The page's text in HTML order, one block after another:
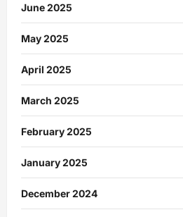
June 2025
May 2025
April 2025
March 2025
February 2025
January 2025
December 2024